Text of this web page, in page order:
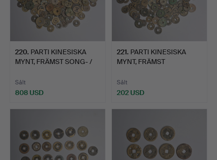
220. PARTI KINESISKA
MYNT, FRÄMST SONG- /
Sålt
808 USD
221. PARTI KINESISKA
MYNT, FRÄMST
Sålt
202 USD